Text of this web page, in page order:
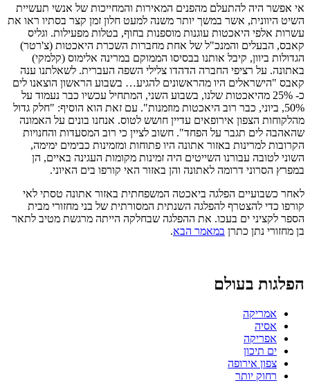
אי אפשר היה להתעלם מהפנים המאירות והמחייכות של אנשי תעשיית
השיט היוונית, אשר במשך יותר משנה למעט חלון זמן קצר בסתיו ראו את
עשרות אלפי היאכטות עוגנות מוספנות בחוף, בטלות מפעילות. וגליס
קאבס, הבעלים והמנכ"ל של אחת מחברות השכרת היאכטות (צ'רטר)
הגדולות ביוון, קיבל אותנו בבסיסו הממוקם במרינה אלימוס (קלמקי)
באתונה. על רציפי החברה הדהדו צלילי השפה העברית. לשאלתנו ענה
קאבס "הישראלים היו מהראשונים להגיע… בשבוע הראשון הוצאנו לים
כ- 25% מהיאכטות שלנו, בשבוע השני, המתחיל עכשיו כבר נעמוד על
50%, ביוני, כבר רוב היאכטות מוזמנות". עם זאת הוא הוסיף: "חלק גדול
מהלקוחות הצפון אירופאים עדיין חושש לטוס. אנחנו בונים על האמונה
שהאהבה לים תגבר על הפחד". חשוב לציין כי רוב המסעדות והחנויות
הקרובות למרינות באזור אתונה היו פתוחות ומזמינות כבימים ימימה,
השוני לטובה עבורנו השייטים היה זמינות מקומות העגינה באיים, הן
במפרץ הסרוני דרומה לאתונה והן באזור האי קורפו בים האיוני.
לאחר כשבועיים הפלגה ביאכטה המשפחתית באזור אתונה טסתי לאי
קורפו כדי להצטרף להפלגה השנתית המסורתית של בני מחזורי מבית
הספר לקציני ים בעכו. את ההפלגה שבחלקה הייתה מרגשת מטיב לתאר
בן מחזורי נתן כתרן במאמר הבא.
הפלגות בעולם
אמריקה
אסיה
אפריקה
ים תיכון
צפון אירופה
רחוק יותר